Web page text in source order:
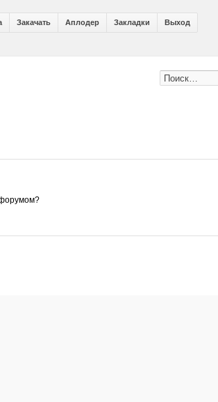
Закачать Аплодер Закладки Выход